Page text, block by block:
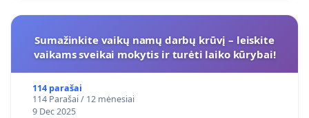
Sumažinkite vaikų namų darbų krūvį – leiskite
vaikams sveikai mokytis ir turėti laiko kūrybai!
114 parašai
114 Parašai / 12 mėnesiai
9 Dec 2025